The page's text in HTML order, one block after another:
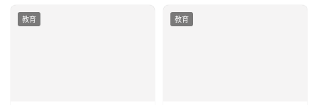
教育 教育